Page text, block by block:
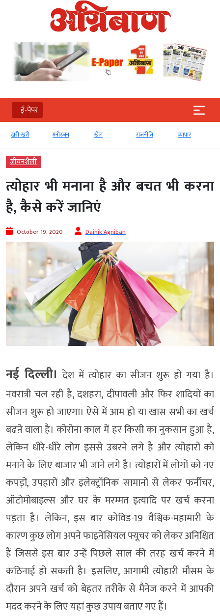
ई-पेपर
खरी-खरी मनोरंजन खेल राजनीति व्‍यापार
जीवनशैली
त्योहार भी मनाना है और बचत भी करना
है, कैसे करें जानिएं
October 19, 2020 Dainik Agniban
नई दिल्ली। देश में त्योहार का सीजन शुरू हो गया है।
नवरात्री चल रही है, दशहरा, दीपावली और फिर शादियों का
सीजन शुरू हो जाएगा। ऐसे में आम हो या खास सभी का खर्च
बढऩे वाला है। कोरोना काल में हर किसी का नुकसान हुआ है,
लेकिन धीरे-धीरे लोग इससे उबरने लगे है और त्योहारों को
मनाने के लिए बाजार भी जाने लगे है। त्योहारों में लोगों को नए
कपड़ों, उपहारों और इलेक्ट्रॉनिक सामानों से लेकर फर्नीचर,
ऑटोमोबाइल्स और घर के मरम्मत इत्यादि पर खर्च करना
पड़ता है। लेकिन, इस बार कोविड-19 वैश्विक-महामारी के
कारण कुछ लोग अपने फाइनेंसियल फ्यूचर को लेकर अनिश्चित
हैं जिससे इस बार उन्हें पिछले साल की तरह खर्च करने में
कठिनाई हो सकती है। इसलिए, आगामी त्योहारी मौसम के
दौरान अपने खर्च को बेहतर तरीके से मैनेज करने में आपकी
मदद करने के लिए यहां कुछ उपाय बताए गए हैं।